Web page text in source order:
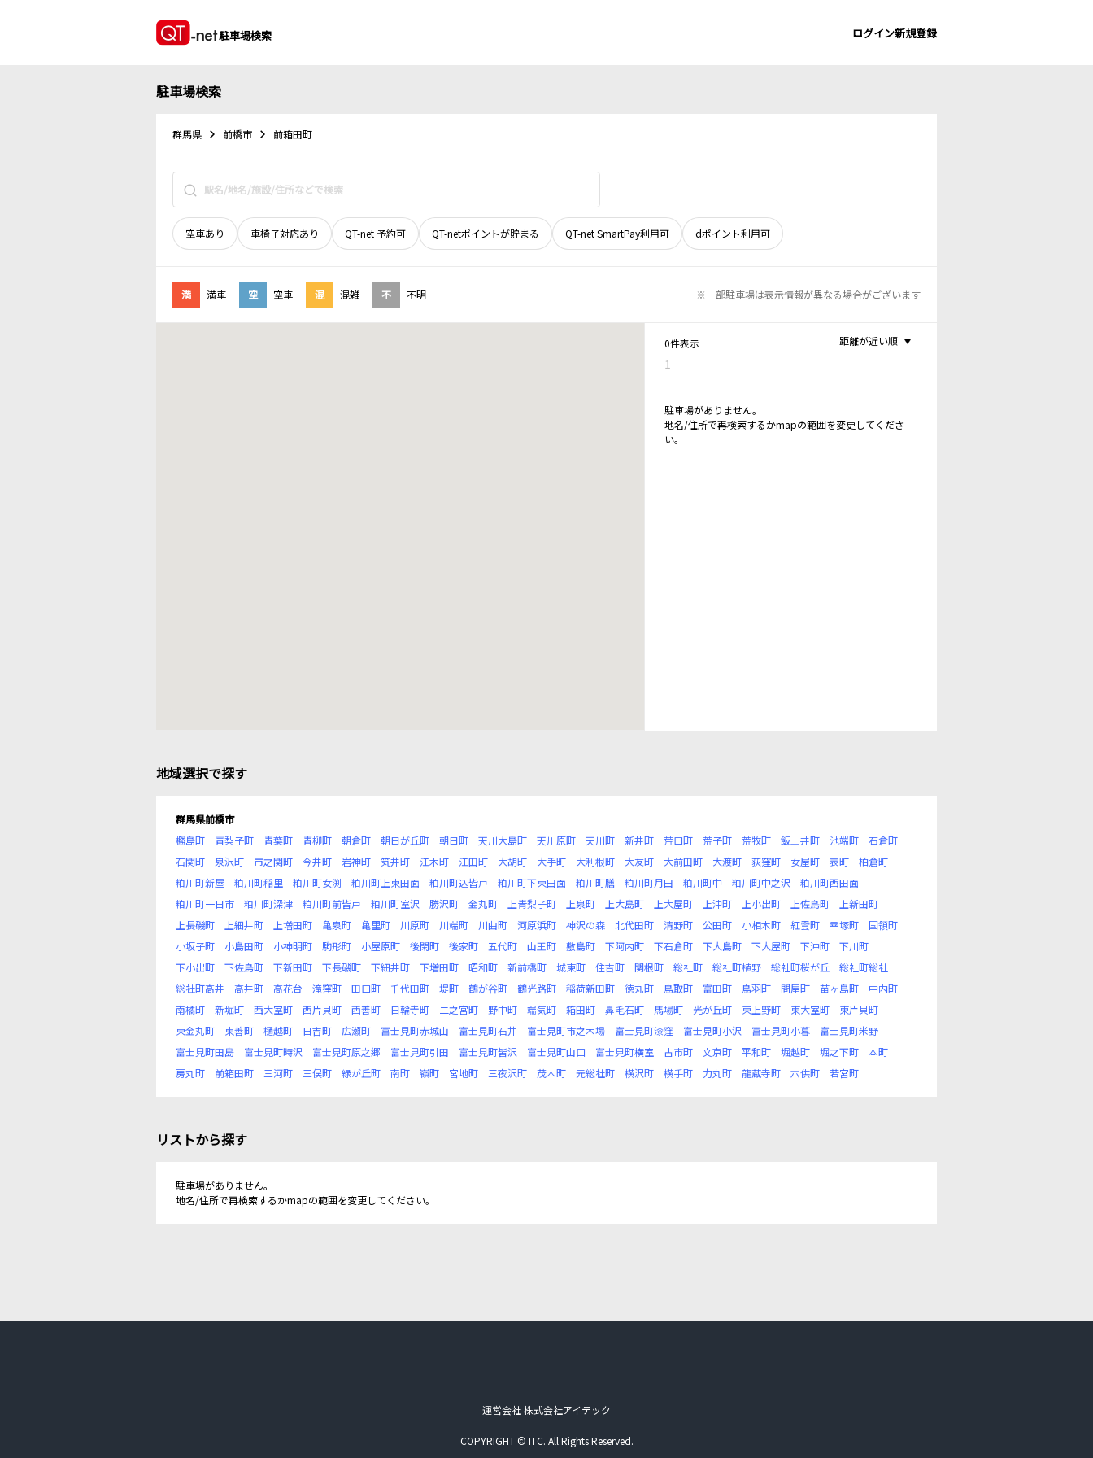
駐車場検索 ログイン新規登録
駐車場検索
群馬県 前橋市 前箱田町
空車あり 車椅子対応あり QT-net 予約可 QT-netポイントが貯まる QT-net SmartPay利用可 dポイント利用可
満 満車 空 空車 混 混雑 不 不明 ※一部駐車場は表示情報が異なる場合がございます
0件表示
1
距離が近い順
駐車場がありません。
地名/住所で再検索するかmapの範囲を変更してくださ
い。
地域選択で探す
群馬県前橋市
橳島町
青梨子町 青葉町 青柳町 朝倉町 朝日が丘町 朝日町 天川大島町 天川原町 天川町 新井町 荒口町 荒子町 荒牧町 飯土井町 池端町
石倉町
石関町
泉沢町 市之関町 今井町 岩神町 笂井町 江木町 江田町 大胡町 大手町 大利根町 大友町 大前田町 大渡町 荻窪町 女屋町 表町
柏倉町
粕川町新屋
粕川町稲里 粕川町女渕 粕川町上東田面 粕川町込皆戸 粕川町下東田面 粕川町膳 粕川町月田 粕川町中 粕川町中之沢
粕川町西田面
粕川町一日市
粕川町深津 粕川町前皆戸 粕川町室沢 勝沢町 金丸町 上青梨子町 上泉町 上大島町 上大屋町 上沖町 上小出町 上佐鳥町
上新田町
上長磯町
上細井町 上増田町 亀泉町 亀里町 川原町 川端町 川曲町 河原浜町 神沢の森 北代田町 清野町 公田町 小相木町 紅雲町 幸塚町
国領町
小坂子町
小島田町 小神明町 駒形町 小屋原町 後閑町 後家町 五代町 山王町 敷島町 下阿内町 下石倉町 下大島町 下大屋町 下沖町
下川町
下小出町
下佐鳥町 下新田町 下長磯町 下細井町 下増田町 昭和町 新前橋町 城東町 住吉町 関根町 総社町 総社町植野 総社町桜が丘
総社町総社
総社町高井
高井町 高花台 滝窪町 田口町 千代田町 堤町 鶴が谷町 鶴光路町 稲荷新田町 徳丸町 鳥取町 富田町 鳥羽町 問屋町 苗ヶ島町
中内町
南橘町
新堀町 西大室町 西片貝町 西善町 日輪寺町 二之宮町 野中町 端気町 箱田町 鼻毛石町 馬場町 光が丘町 東上野町 東大室町
東片貝町
東金丸町
東善町 樋越町 日吉町 広瀬町 富士見町赤城山 富士見町石井 富士見町市之木場 富士見町漆窪 富士見町小沢 富士見町小暮
富士見町米野
富士見町田島
富士見町時沢 富士見町原之郷 富士見町引田 富士見町皆沢 富士見町山口 富士見町横室 古市町 文京町 平和町 堀越町 堀之下町
本町
房丸町
前箱田町 三河町 三俣町 緑が丘町 南町 嶺町 宮地町 三夜沢町 茂木町 元総社町 横沢町 横手町 力丸町 龍蔵寺町 六供町 若宮町
リストから探す
駐車場がありません。
地名/住所で再検索するかmapの範囲を変更してください。
運営会社 株式会社アイテック
COPYRIGHT © ITC. All Rights Reserved.